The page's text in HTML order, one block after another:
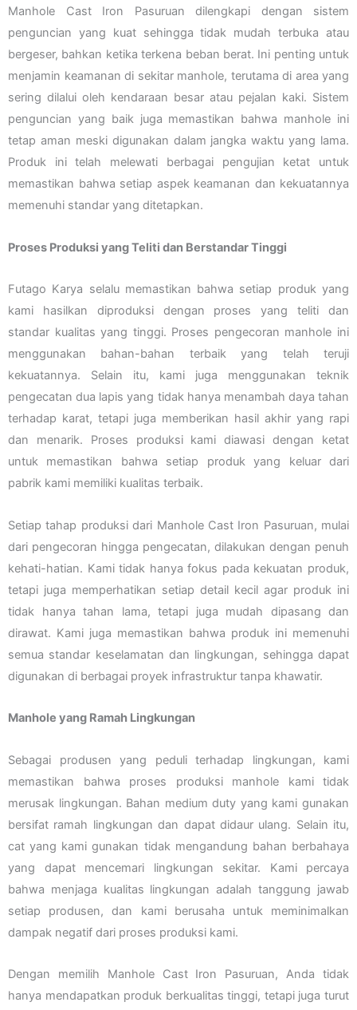
Manhole Cast Iron Pasuruan dilengkapi dengan sistem
penguncian yang kuat sehingga tidak mudah terbuka atau
bergeser, bahkan ketika terkena beban berat. Ini penting untuk
menjamin keamanan di sekitar manhole, terutama di area yang
sering dilalui oleh kendaraan besar atau pejalan kaki. Sistem
penguncian yang baik juga memastikan bahwa manhole ini
tetap aman meski digunakan dalam jangka waktu yang lama.
Produk ini telah melewati berbagai pengujian ketat untuk
memastikan bahwa setiap aspek keamanan dan kekuatannya
memenuhi standar yang ditetapkan.
Proses Produksi yang Teliti dan Berstandar Tinggi
Futago Karya selalu memastikan bahwa setiap produk yang
kami hasilkan diproduksi dengan proses yang teliti dan
standar kualitas yang tinggi. Proses pengecoran manhole ini
menggunakan bahan-bahan terbaik yang telah teruji
kekuatannya. Selain itu, kami juga menggunakan teknik
pengecatan dua lapis yang tidak hanya menambah daya tahan
terhadap karat, tetapi juga memberikan hasil akhir yang rapi
dan menarik. Proses produksi kami diawasi dengan ketat
untuk memastikan bahwa setiap produk yang keluar dari
pabrik kami memiliki kualitas terbaik.
Setiap tahap produksi dari Manhole Cast Iron Pasuruan, mulai
dari pengecoran hingga pengecatan, dilakukan dengan penuh
kehati-hatian. Kami tidak hanya fokus pada kekuatan produk,
tetapi juga memperhatikan setiap detail kecil agar produk ini
tidak hanya tahan lama, tetapi juga mudah dipasang dan
dirawat. Kami juga memastikan bahwa produk ini memenuhi
semua standar keselamatan dan lingkungan, sehingga dapat
digunakan di berbagai proyek infrastruktur tanpa khawatir.
Manhole yang Ramah Lingkungan
Sebagai produsen yang peduli terhadap lingkungan, kami
memastikan bahwa proses produksi manhole kami tidak
merusak lingkungan. Bahan medium duty yang kami gunakan
bersifat ramah lingkungan dan dapat didaur ulang. Selain itu,
cat yang kami gunakan tidak mengandung bahan berbahaya
yang dapat mencemari lingkungan sekitar. Kami percaya
bahwa menjaga kualitas lingkungan adalah tanggung jawab
setiap produsen, dan kami berusaha untuk meminimalkan
dampak negatif dari proses produksi kami.
Dengan memilih Manhole Cast Iron Pasuruan, Anda tidak
hanya mendapatkan produk berkualitas tinggi, tetapi juga turut